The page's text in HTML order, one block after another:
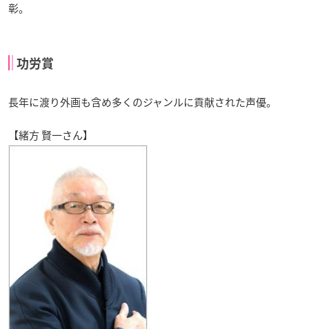
彰。
功労賞
長年に渡り外画も含め多くのジャンルに貢献された声優。
【緒方 賢一さん】